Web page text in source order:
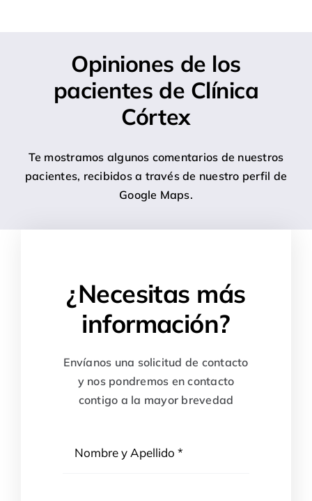
Opiniones de los
pacientes de Clínica
Córtex
Te mostramos algunos comentarios de nuestros
pacientes, recibidos a través de nuestro perfil de
Google Maps.
¿Necesitas más
información?
Envíanos una solicitud de contacto
y nos pondremos en contacto
contigo a la mayor brevedad